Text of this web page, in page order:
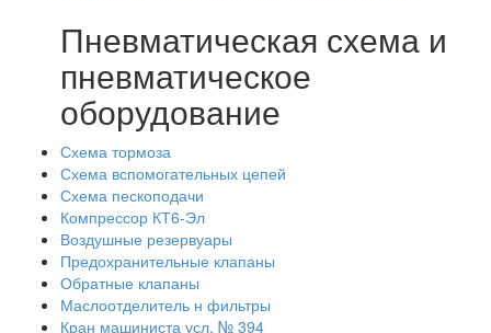
Пневматическая схема и
пневматическое
оборудование
Схема тормоза
Схема вспомогательных цепей
Схема пескоподачи
Компрессор КТ6-Эл
Воздушные резервуары
Предохранительные клапаны
Обратные клапаны
Маслоотделитель н фильтры
Кран машиниста усл. № 394